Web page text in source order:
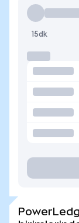
15dk